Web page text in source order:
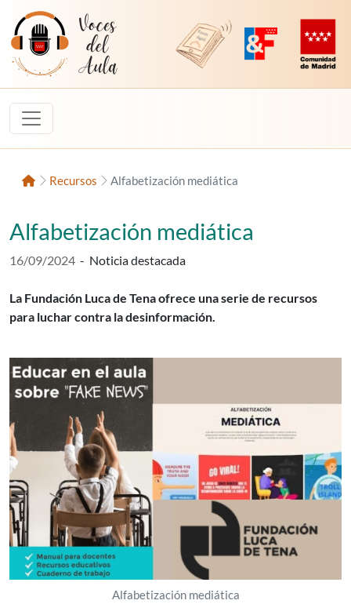
Saltar al contenido
Voces del Aula
Revista Digital de EducaMadrid
Plataforma de
InicioRecursos Alfabetización mediática
Alfabetización mediática
Fecha de publicación:
16/09/2024 - Noticia destacada
La Fundación Luca de Tena ofrece una serie de recursos
para luchar contra la desinformación.
Alfabetización mediática